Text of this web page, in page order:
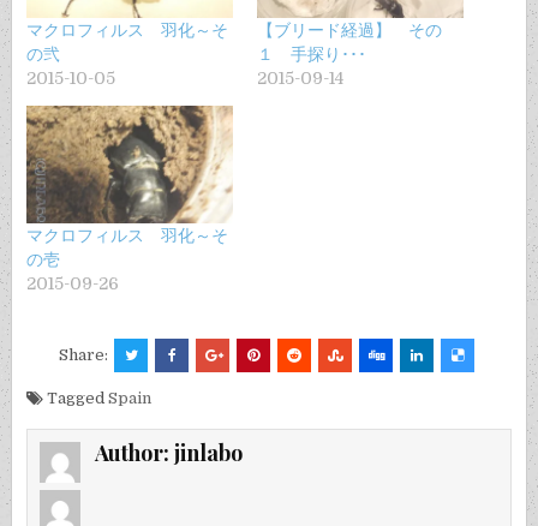
マクロフィルス 羽化～そ
の弐
2015-10-05
【ブリード経過】 その
１ 手探り･･･
2015-09-14
マクロフィルス 羽化～そ
の壱
2015-09-26
Share:
TaggedSpain
Author:jinlabo